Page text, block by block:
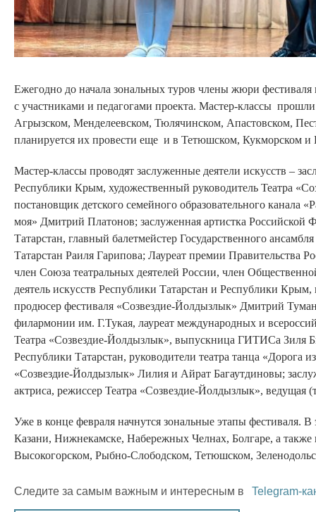
Ежегодно до начала зональных туров члены жюри
с участниками и педагогами проекта. Мастер-классы
Агрызском, Менделеевском, Тюлячинском, Апастовском,
планируется их провести еще и в Тетюшском, Кукморском и
Мастер-классы проводят заслуженные деятели искусств –
Республики Крым, художественный руководитель Театра
постановщик детского семейного образовательного канала
моя» Дмитрий Платонов; заслуженная артистка Российской
Татарстан, главный балетмейстер Государственного
Татарстан Раиля Гарипова; Лауреат премии Правительства
член Союза театральных деятелей России, член
деятель искусств Республики Татарстан и Республики
продюсер фестиваля «Созвездие-Йолдызлык» Дмитрий
филармонии им. Г.Тукая, лауреат международных и
Театра «Созвездие-Йолдызлык», выпускница ГИТИСа Зиля
Республики Татарстан, руководители театра танца «Дорога
«Созвездие-Йолдызлык» Лилия и Айрат Багаутдиновы;
актриса, режиссер Театра «Созвездие-Йолдызлык», ведущая
Уже в конце февраля начнутся зональные этапы фестиваля.
Казани, Нижнекамске, Набережных Челнах, Болгаре, а
Высокогорском, Рыбно-Слободском, Тетюшском,
Следите за самым важным и интересным в Telegram-